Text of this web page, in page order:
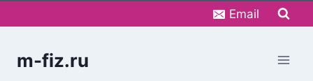
к
Email
m-fiz.ru